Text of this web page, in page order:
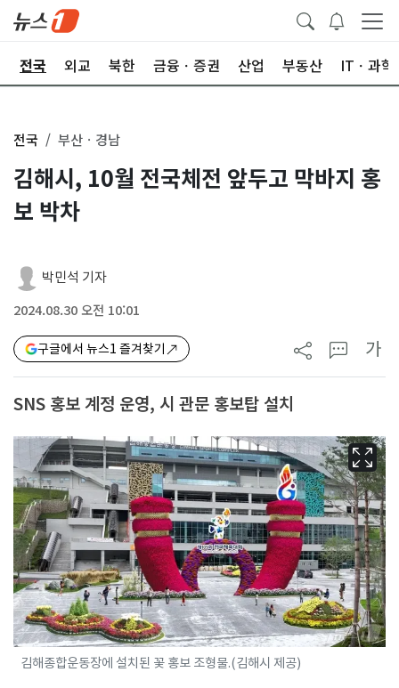
전국 외교 북한 금융ㆍ증권 산업 부동산 ITㆍ과학
전국 부산ㆍ경남
김해시, 10월 전국체전 앞두고 막바지 홍
보 박차
박민석 기자
2024.08.30 오전 10:01
구글에서 뉴스1 즐겨찾기 가
SNS 홍보 계정 운영, 시 관문 홍보탑 설치
김해종합운동장에 설치된 꽃 홍보 조형물.(김해시 제공)